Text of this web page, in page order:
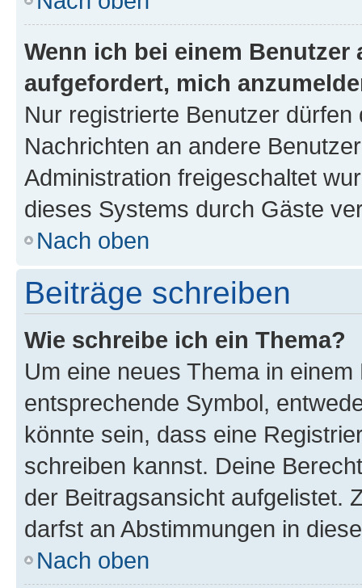
Wenn ich bei einem
aufgefordert, mich
Nur registrierte Benutzer
Nachrichten an andere
Administration freigeschaltet
dieses Systems durch Gäste
Nach oben
Beiträge schreiben
Wie schreibe ich ein Thema?
Um eine neues Thema in
entsprechende Symbol,
könnte sein, dass eine
schreiben kannst. Deine
der Beitragsansicht aufgelistet.
darfst an Abstimmungen in
Nach oben